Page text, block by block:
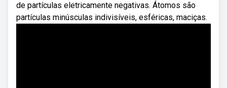
de partículas eletricamente negativas. Átomos são
partículas minúsculas indivisíveis, esféricas, maciças.